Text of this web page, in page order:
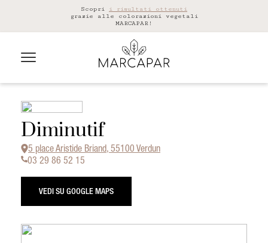
Scopri i risultati ottenuti
grazie alle colorazioni vegetali
MARCAPAR!
Diminutif
5 place Aristide Briand, 55100 Verdun
03 29 86 52 15
VEDI SU GOOGLE MAPS